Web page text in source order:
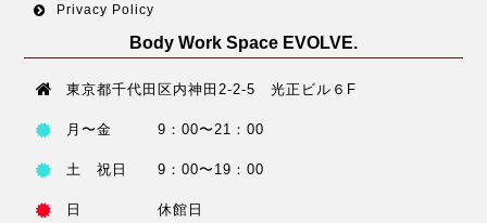
Privacy Policy
Body Work Space EVOLVE.
東京都千代田区内神田2-2-5 光正ビル６F
月〜金 9：00〜21：00
土 祝日 9：00〜19：00
日 休館日